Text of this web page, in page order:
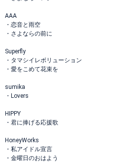
AAA
・恋音と雨空
・さよならの前に
Superfly
・タマシイレボリューション
・愛をこめて花束を
sumika
・Lovers
HIPPY
・君に捧げる応援歌
HoneyWorks
・私アイドル宣言
・金曜日のおはよう